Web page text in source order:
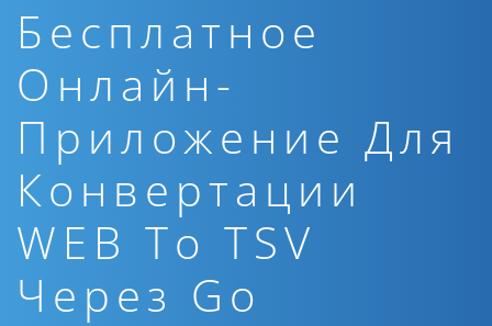
Бесплатное
Онлайн-
Приложение Для
Конвертации
WEB To TSV
Через Go